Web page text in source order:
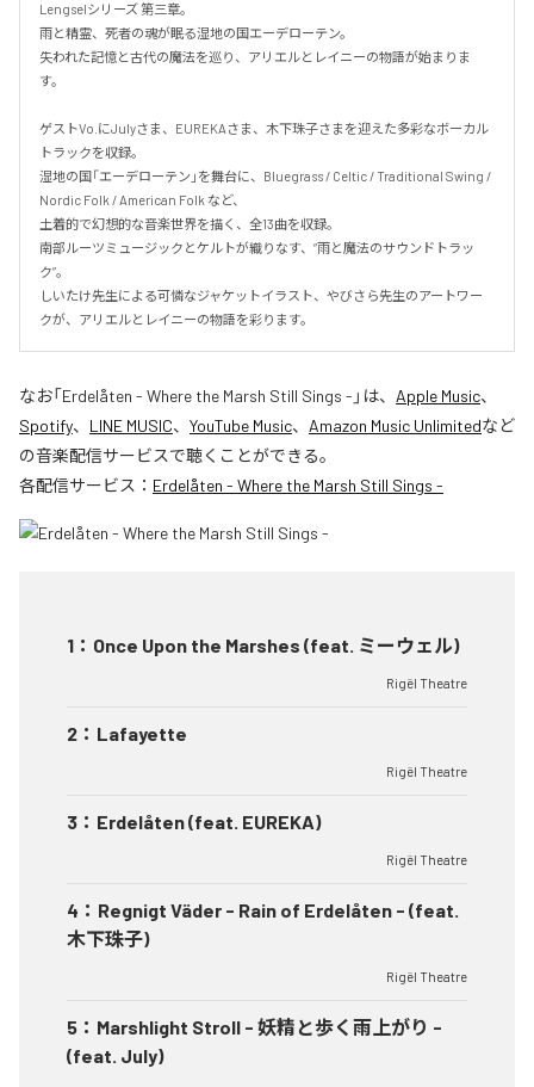
Lengselシリーズ 第三章。
雨と精霊、死者の魂が眠る湿地の国エーデローテン。
失われた記憶と古代の魔法を巡り、アリエルとレイニーの物語が始まりま
す。
ゲストVo.にJulyさま、EUREKAさま、木下珠子さまを迎えた多彩なボーカル
トラックを収録。
湿地の国「エーデローテン」を舞台に、Bluegrass / Celtic / Traditional Swing /
Nordic Folk / American Folk など、
土着的で幻想的な音楽世界を描く、全13曲を収録。
南部ルーツミュージックとケルトが織りなす、“雨と魔法のサウンドトラッ
ク”。
しいたけ先生による可憐なジャケットイラスト、やびさら先生のアートワー
クが、アリエルとレイニーの物語を彩ります。
なお「Erdelåten - Where the Marsh Still Sings - 」は、 Apple Music、
Spotify、 LINE MUSIC、 YouTube Music、 Amazon Music Unlimitedなど
の音楽配信サービスで聴くことができる。
各配信サービス： Erdelåten - Where the Marsh Still Sings -
1 ： Once Upon the Marshes (feat. ミーウェル)
Rigël Theatre
2 ： Lafayette
Rigël Theatre
3 ： Erdelåten (feat. EUREKA)
Rigël Theatre
4 ： Regnigt Väder - Rain of Erdelåten - (feat.
木下珠子)
Rigël Theatre
5 ： Marshlight Stroll - 妖精と歩く雨上がり -
(feat. July)